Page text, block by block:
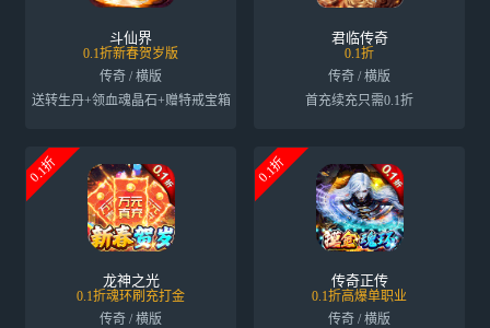
斗仙界
0.1折新春贺岁版
传奇 / 横版
送转生丹+领血魂晶石+赠特戒宝箱
君临传奇
0.1折
传奇 / 横版
首充续充只需0.1折
0.1折
龙神之光
0.1折魂环刷充打金
传奇 / 横版
0.1折
传奇正传
0.1折高爆单职业
传奇 / 横版